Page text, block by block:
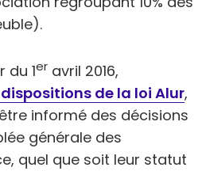
du 1er avril 2016,
de la loi Alur,
informé des décisions
générale des
quel que soit leur statut